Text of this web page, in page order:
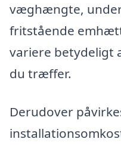
væghængte,
fritstående
variere betydeligt
du træffer.
Derudover